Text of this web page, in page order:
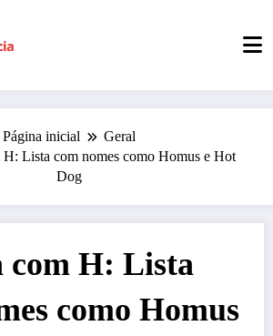
Página inicial
Geral
Lista com nomes como Homus e Hot
Dog
com H: Lista
como Homus